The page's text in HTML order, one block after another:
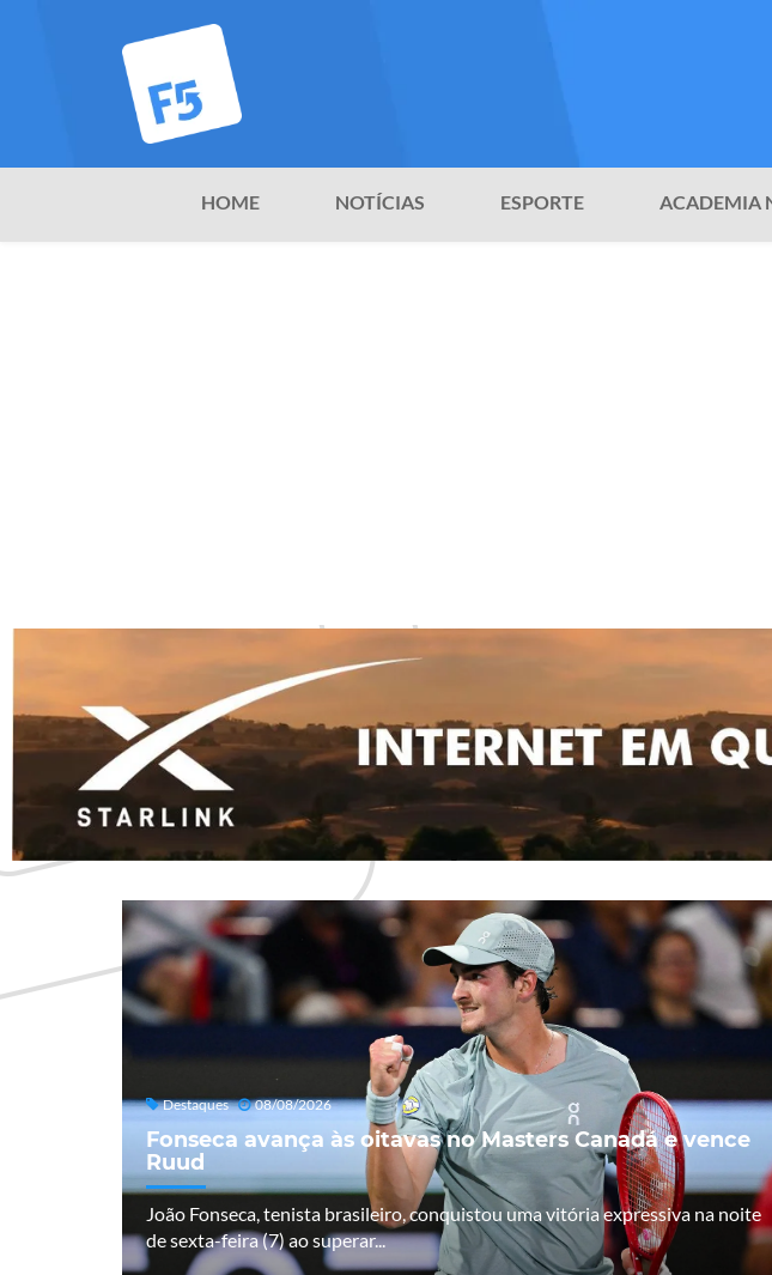
HOME NOTÍCIAS ESPORTE ACADEMIA
Destaques 08/08/2026
Fonseca avança às oitavas no Masters Canadá e vence
Ruud
João Fonseca, tenista brasileiro, conquistou uma vitória expressiva na noite
de sexta-feira (7) ao superar...